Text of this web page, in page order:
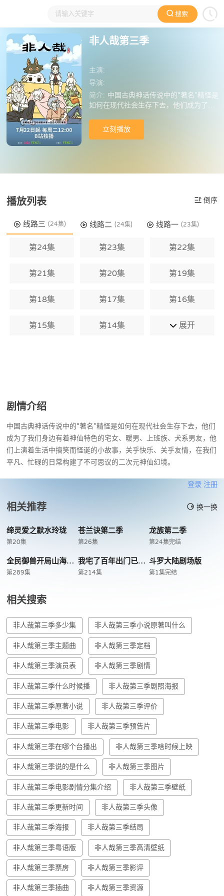
搜索
大家在看 国产动漫 欧美动漫
非人哉第三季
主演:
导演:
简介: 中国古典神话传说中的“著名”精怪是
如何在现代社会生存下去，他们成为了我
族、犬系男友，他们上演着生活中搞笑而
怪诞的小故事，关乎快乐、关乎友情，在
立刻播放
播放列表 倒序
线路三 (24集) 线路二 (24集) 线路一 (23集)
第24集 第23集 第22集
第21集 第20集 第19集
第18集 第17集 第16集
第15集 第14集 展开
剧情介绍
中国古典神话传说中的“著名”精怪是如何在现代社会生存下去，他们
成为了我们身边有着神仙特色的宅女、暖男、上班族、犬系男友，他
们上演着生活中搞笑而怪诞的小故事，关乎快乐、关乎友情，在我们
平凡、忙碌的日常构建了不可思议的二次元神仙幻境。
登录 注册
相关推荐 换一换
缔灵爱之默水玲珑
第20集
苍兰诀第二季
第26集
龙族第二季
第24集完结
全民御兽开局山海经我横扫全球
第289集
我宅了百年出门已无敌
第214集
斗罗大陆剧场版
第1集完结
相关搜索
非人哉第三季多少集 非人哉第三季小说原著叫什么
非人哉第三季主题曲 非人哉第三季定档
非人哉第三季演员表 非人哉第三季剧情
非人哉第三季什么时候播 非人哉第三季剧照海报
非人哉第三季原著小说 非人哉第三季评价
非人哉第三季电影 非人哉第三季预告片
非人哉第三季在哪个台播出 非人哉第三季啥时候上映
非人哉第三季说的是什么 非人哉第三季图片
非人哉第三季电影剧情分集介绍 非人哉第三季壁纸
非人哉第三季更新时间 非人哉第三季头像
非人哉第三季海报 非人哉第三季结局
非人哉第三季粤语版 非人哉第三季高清壁纸
非人哉第三季票房 非人哉第三季影评
非人哉第三季插曲 非人哉第三季资源